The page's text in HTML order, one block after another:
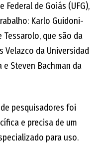
Federal de Goiás (UFG),
Karlo Guidoni-
Tessarolo, que são da
Velazco da Universidad
Steven Bachman da
pesquisadores foi
e precisa de um
para uso.